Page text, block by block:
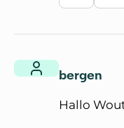
bergen
Hallo